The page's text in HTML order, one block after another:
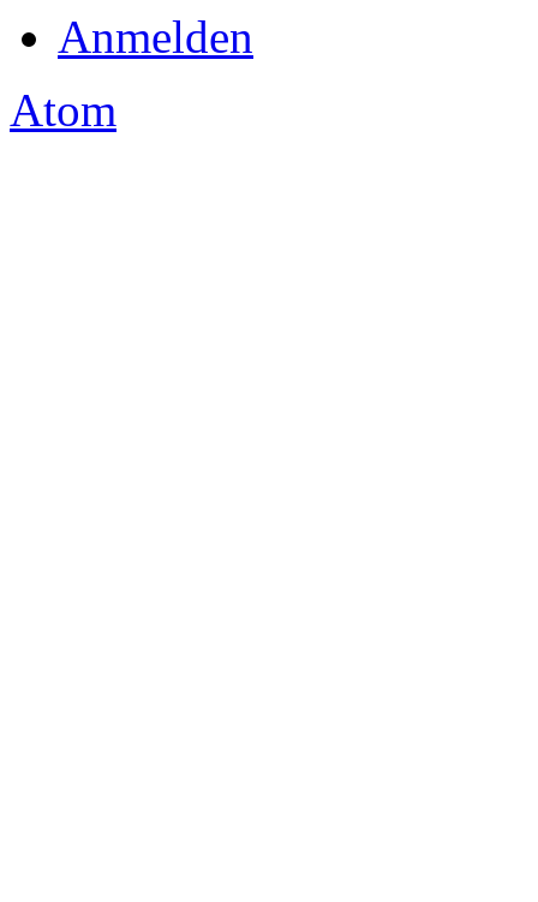
Anmelden
Atom